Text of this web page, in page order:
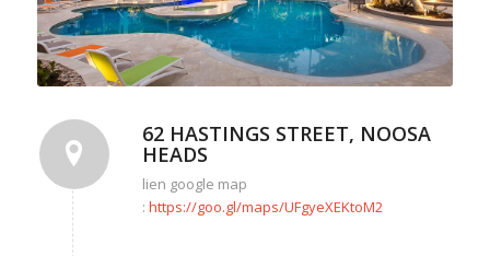
62 HASTINGS STREET, NOOSA
HEADS
lien google map
: https://goo.gl/maps/UFgyeXEKtoM2